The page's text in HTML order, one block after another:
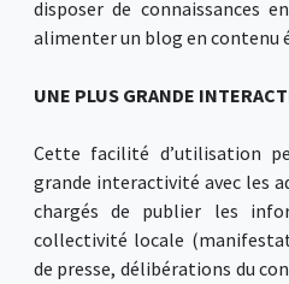
disposer de connaissances
alimenter un blog en contenu
UNE PLUS GRANDE
Cette facilité d’utilisation
grande interactivité avec les
chargés de publier les
collectivité locale
de presse, délibérations du